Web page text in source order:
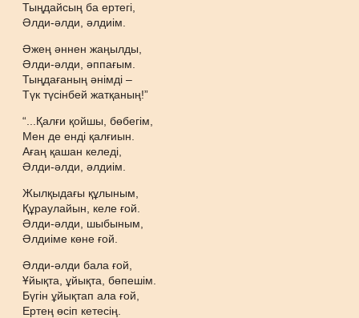
Тыңдайсың ба ертегі,
Әлди-әлди, әлдиім.
Әжең әннен жаңылды,
Әлди-әлди, әппағым.
Тыңдағаның әнімді –
Түк түсінбей жатқаның!”
“...Қалғи қойшы, бөбегім,
Мен де енді қалғиын.
Ағаң қашан келеді,
Әлди-әлди, әлдиім.
Жылқыдағы құлыным,
Құраулайын, келе ғой.
Әлди-әлди, шыбыным,
Әлдиіме көне ғой.
Әлди-әлди бала ғой,
Ұйықта, ұйықта, бөпешім.
Бүгін ұйықтап ала ғой,
Ертең өсіп кетесің.